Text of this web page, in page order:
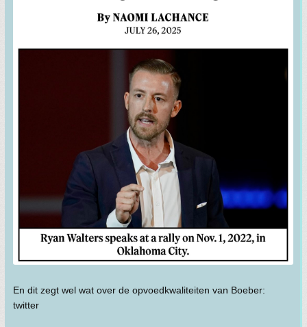
En dit zegt wel wat over de opvoedkwaliteiten van Boeber:
twitter